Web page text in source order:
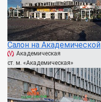
Салон на Академической
Академическая
ст. м. «Академическая»